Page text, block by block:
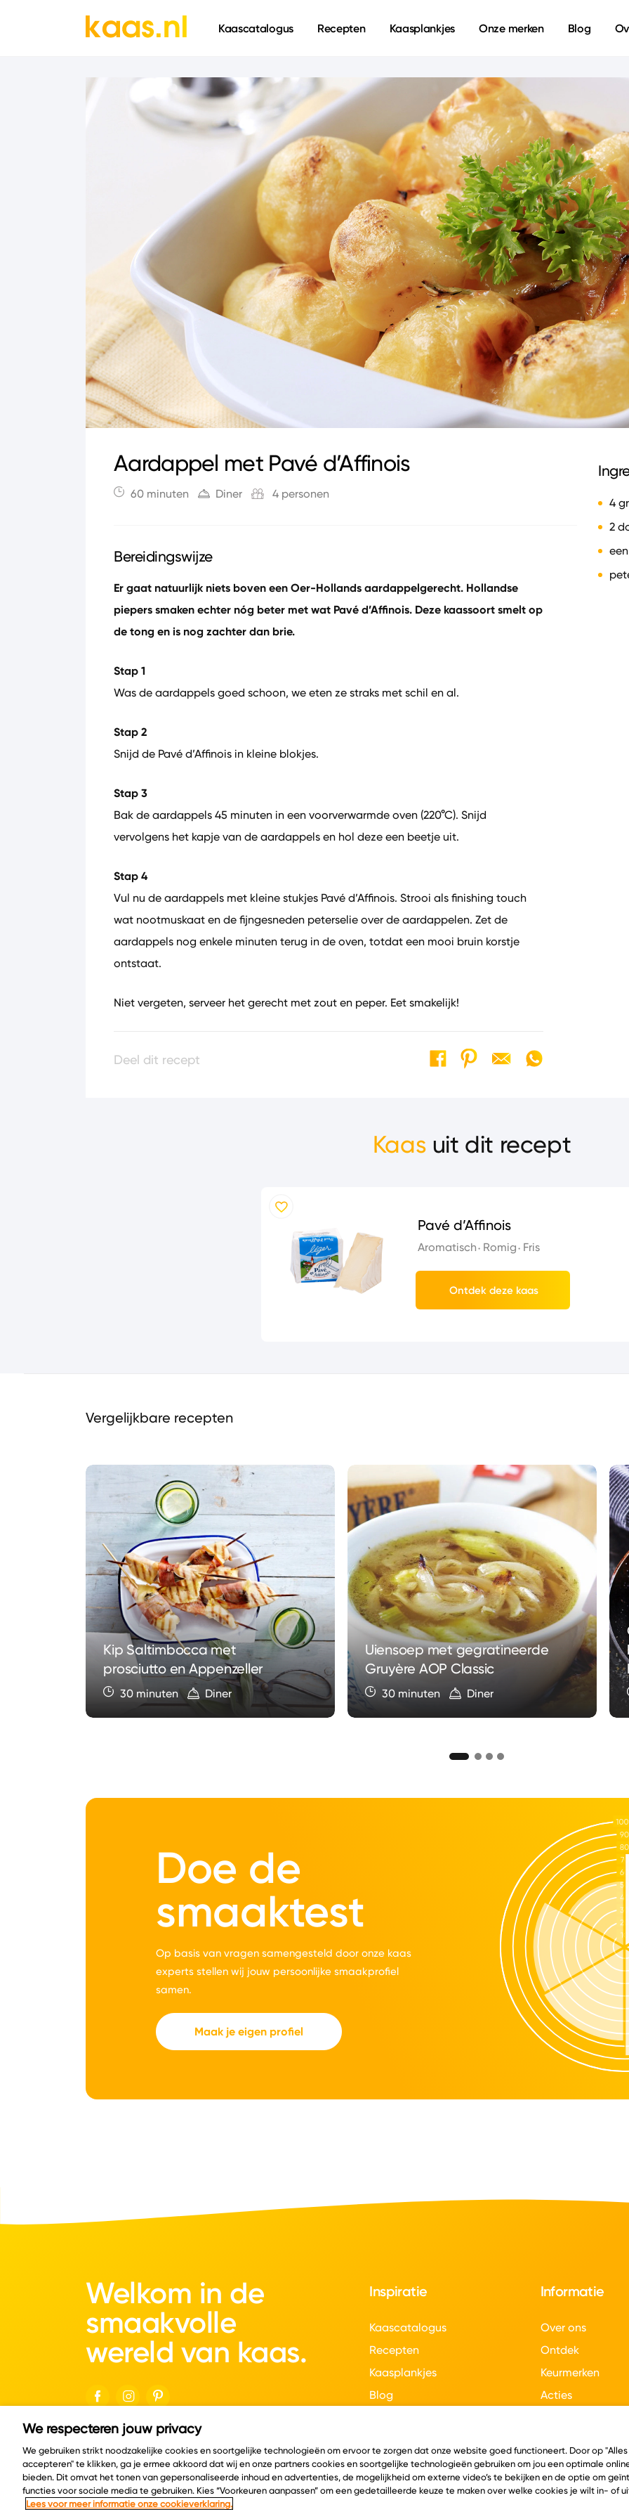
Kaascatalogus Recepten Kaasplankjes Onze merken Blog
Aardappel met Pavé d’Affinois
60 minuten Diner 4 personen
4
2
Bereidingswijze
Er gaat natuurlijk niets boven een Oer-Hollands aardappelgerecht. Hollandse
piepers smaken echter nóg beter met wat Pavé d’Affinois. Deze kaassoort smelt op
de tong en is nog zachter dan brie.
Stap 1
Was de aardappels goed schoon, we eten ze straks met schil en al.
Stap 2
Snijd de Pavé d’Affinois in kleine blokjes.
Stap 3
Bak de aardappels 45 minuten in een voorverwarmde oven (220°C). Snijd
vervolgens het kapje van de aardappels en hol deze een beetje uit.
Stap 4
Vul nu de aardappels met kleine stukjes Pavé d’Affinois. Strooi als finishing touch
wat nootmuskaat en de fijngesneden peterselie over de aardappelen. Zet de
aardappels nog enkele minuten terug in de oven, totdat een mooi bruin korstje
ontstaat.
Niet vergeten, serveer het gerecht met zout en peper. Eet smakelijk!
Deel dit recept
Kaas uit dit recept
Pavé d’Affinois
Aromatisch Romig Fris
Ontdek deze kaas
Vergelijkbare recepten
Kip Saltimbocca met
prosciutto en Appenzeller
30 minuten Diner
Uiensoep met gegratineerde
Gruyère AOP Classic
30 minuten Diner
Doe de
smaaktest
Op basis van vragen samengesteld door onze kaas
experts stellen wij jouw persoonlijke smaakprofiel
samen.
Maak je eigen profiel
Welkom in de
smaakvolle
wereld van kaas.
© Copyright 2026 Velder
Inspiratie
Kaascatalogus
Recepten
Kaasplankjes
Blog
Informatie
Over ons
Ontdek
Keurmerken
Acties
Cookie policy Privacy policy
We respecteren jouw privacy
We gebruiken strikt noodzakelijke cookies en soortgelijke technologieën om ervoor te zorgen dat onze website goed functioneert. Door op "Alles
accepteren" te klikken, ga je ermee akkoord dat wij en onze partners cookies en soortgelijke technologieën gebruiken om jou een optimale
bieden. Dit omvat het tonen van gepersonaliseerde inhoud en advertenties, de mogelijkheid om externe video’s te bekijken en de optie om
functies voor sociale media te gebruiken. Kies “Voorkeuren aanpassen” om een gedetailleerde keuze te maken over welke cookies je wilt in- of
Lees voor meer informatie onze cookieverklaring.